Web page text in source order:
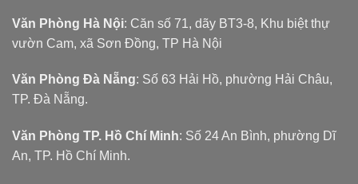
Văn Phòng Hà Nội: Căn số 71, dãy BT3-8, Khu biệt thự
vườn Cam, xã Sơn Đồng, TP Hà Nội
Văn Phòng Đà Nẵng: Số 63 Hải Hồ, phường Hải Châu,
TP. Đà Nẵng.
Văn Phòng TP. Hồ Chí Minh: Số 24 An Bình, phường Dĩ
An, TP. Hồ Chí Minh.